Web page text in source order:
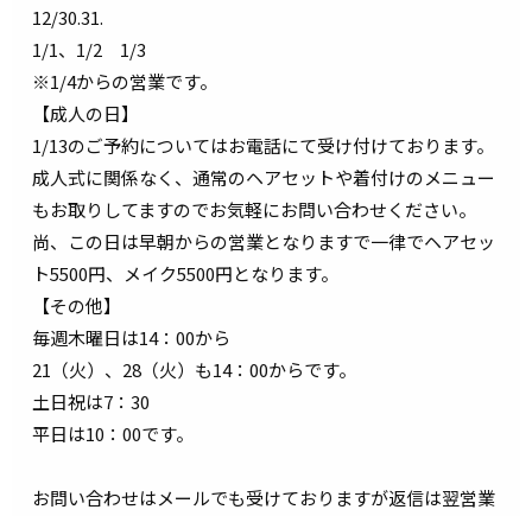
12/30.31.
1/1、1/2 1/3
※1/4からの営業です。
【成人の日】
1/13のご予約についてはお電話にて受け付けております。
成人式に関係なく、通常のヘアセットや着付けのメニュー
もお取りしてますのでお気軽にお問い合わせください。
尚、この日は早朝からの営業となりますで一律でヘアセッ
ト5500円、メイク5500円となります。
【その他】
毎週木曜日は14：00から
21（火）、28（火）も14：00からです。
土日祝は7：30
平日は10：00です。
お問い合わせはメールでも受けておりますが返信は翌営業